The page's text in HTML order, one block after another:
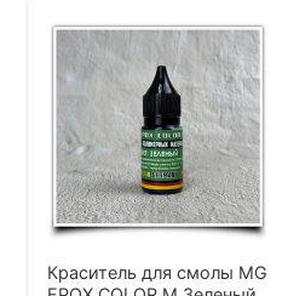
Краситель для смолы MG